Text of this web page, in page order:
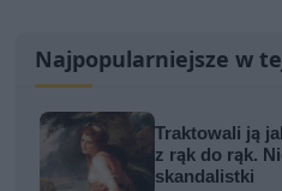
Najpopularniejsze w
Traktowali ją
z rąk do rąk.
skandalistki